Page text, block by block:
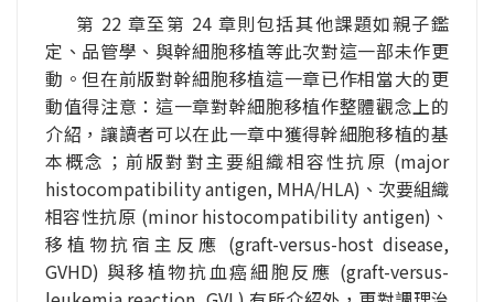
第 22 章至第 24 章則包括其他課題如親子鑑
定、品管學、與幹細胞移植等此次對這一部未作更
動。但在前版對幹細胞移植這一章已作相當大的更
動值得注意：這一章對幹細胞移植作整體觀念上的
介紹，讓讀者可以在此一章中獲得幹細胞移植的基
本概念；前版對對主要組織相容性抗原 (major
histocompatibility antigen, MHA/HLA)、次要組織
相容性抗原 (minor histocompatibility antigen)、
移植物抗宿主反應 (graft-versus-host disease,
GVHD) 與移植物抗血癌細胞反應 (graft-versus-